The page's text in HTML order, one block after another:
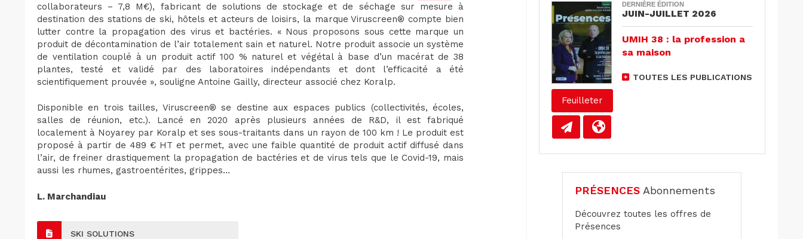
collaborateurs – 7,8 M€), fabricant de solutions de stockage et de séchage sur mesure à
destination des stations de ski, hôtels et acteurs de loisirs, la marque Viruscreen® compte bien
lutter contre la propagation des virus et bactéries. « Nous proposons sous cette marque un
produit de décontamination de l’air totalement sain et naturel. Notre produit associe un système
de ventilation couplé à un produit actif 100 % naturel et végétal à base d’un macérat de 38
plantes, testé et validé par des laboratoires indépendants et dont l’efficacité a été
scientifiquement prouvée », souligne Antoine Gailly, directeur associé chez Koralp.
Disponible en trois tailles, Viruscreen® se destine aux espaces publics (collectivités, écoles,
salles de réunion, etc.). Lancé en 2020 après plusieurs années de R&D, il est fabriqué
localement à Noyarey par Koralp et ses sous-traitants dans un rayon de 100 km ! Le produit est
proposé à partir de 489 € HT et permet, avec une faible quantité de produit actif diffusé dans
l’air, de freiner drastiquement la propagation de bactéries et de virus tels que le Covid-19, mais
aussi les rhumes, gastroentérites, grippes…
L. Marchandiau
SKI SOLUTIONS
Feuilleter
DERNIÈRE ÉDITION
JUIN-JUILLET 2026
UMIH 38 : la profession a
sa maison
TOUTES LES PUBLICATIONS
PRÉSENCES Abonnements
Découvrez toutes les offres de
Présences